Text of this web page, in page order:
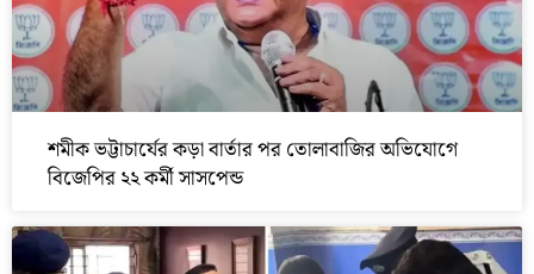
শমীক ভট্টাচার্যের কড়া বার্তার পর তোলাবাজির অভিযোগে
বিজেপির ২২ কর্মী সাসপেন্ড